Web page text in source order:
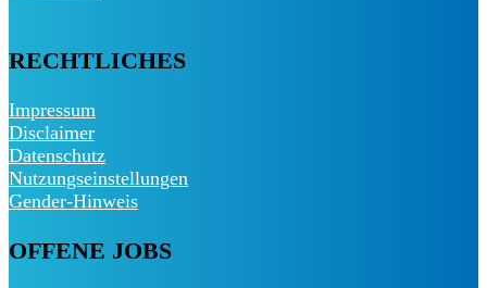
RECHTLICHES
Impressum
Disclaimer
Datenschutz
Nutzungseinstellungen
Gender-Hinweis
OFFENE JOBS